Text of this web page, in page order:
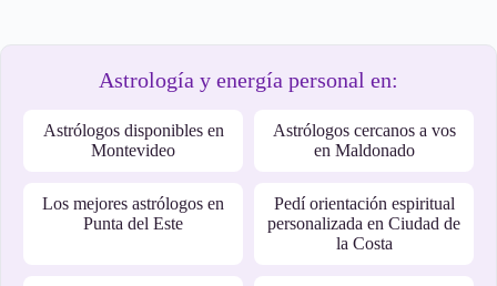
Astrología y energía personal en:
Astrólogos disponibles en
Montevideo
Astrólogos cercanos a vos
en Maldonado
Los mejores astrólogos en
Punta del Este
Pedí orientación espiritual
personalizada en Ciudad de
la Costa